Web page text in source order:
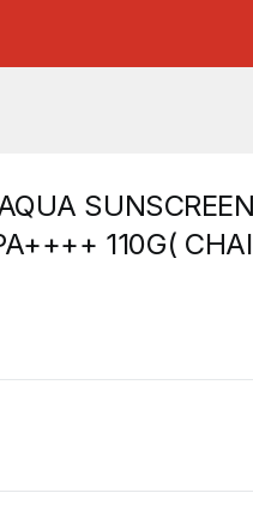
110G(